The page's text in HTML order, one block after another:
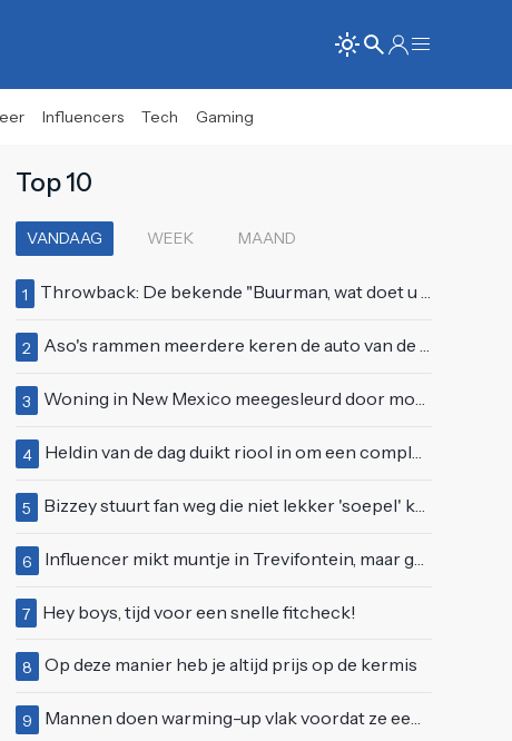
Influencers Tech Gaming
Top 10
VANDAAG WEEK MAAND
1 Throwback: De bekende "Buurman, wat doet u nu?"-scène uit Flodder met Tatjana Šimić
2 Aso's rammen meerdere keren de auto van de buren, maar doen alsof er niets gebeurd is
3 Woning in New Mexico meegesleurd door modderstroom
4 Heldin van de dag duikt riool in om een complete eendenfamilie te redden
5 Bizzey stuurt fan weg die niet lekker 'soepel' kan bewegen op podium
6 Influencer mikt muntje in Trevifontein, maar gooit toerist bijna knock-out
7 Hey boys, tijd voor een snelle fitcheck!
8 Op deze manier heb je altijd prijs op de kermis
9 Mannen doen warming-up vlak voordat ze een juwelierszaak in Rhenen overvallen